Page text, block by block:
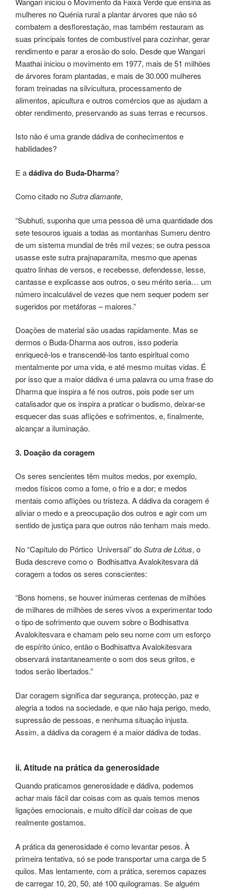
mulheres no Quénia rural a plantar árvores que não só
combatem a desflorestação, mas também restauram as
suas principais fontes de combustível para cozinhar, gerar
rendimento e parar a erosão do solo. Desde que Wangari
Maathai iniciou o movimento em 1977, mais de 51 milhões
de árvores foram plantadas, e mais de 30.000 mulheres
foram treinadas na silvicultura, processamento de
alimentos, apicultura e outros comércios que as ajudam a
obter rendimento, preservando as suas terras e recursos.
Isto não é uma grande dádiva de conhecimentos e
habilidades?
E adádiva do Buda-Dharma?
Como citado noSutra diamante,
“Subhuti, suponha que uma pessoa dê uma quantidade dos
sete tesouros iguais a todas as montanhas Sumeru dentro
de um sistema mundial de três mil vezes; se outra pessoa
usasse este sutra prajnaparamita, mesmo que apenas
quatro linhas de versos, e recebesse, defendesse, lesse,
cantasse e explicasse aos outros, o seu mérito seria… um
número incalculável de vezes que nem sequer podem ser
sugeridos por metáforas – maiores.”
Doações de material são usadas rapidamente. Mas se
dermos o Buda-Dharma aos outros, isso poderia
enriquecê-los e transcendê-los tanto espiritual como
mentalmente por uma vida, e até mesmo muitas vidas. É
por isso que a maior dádiva é uma palavra ou uma frase do
Dharma que inspira a fé nos outros, pois pode ser um
catalisador que os inspira a praticar o budismo, deixar-se
esquecer das suas aflições e sofrimentos, e, finalmente,
alcançar a iluminação.
3. Doação da coragem
Os seres sencientes têm muitos medos, por exemplo,
medos físicos como a fome, o frio e a dor; e medos
mentais como aflições ou tristeza. A dádiva da coragem é
aliviar o medo e a preocupação dos outros e agir com um
sentido de justiça para que outros não tenham mais medo.
No “Capítulo do Pórtico Universal” doSutra de Lótus, o
Buda descreve como o Bodhisattva Avalokitesvara dá
coragem a todos os seres conscientes:
“Bons homens, se houver inúmeras centenas de milhões
de milhares de milhões de seres vivos a experimentar todo
o tipo de sofrimento que ouvem sobre o Bodhisattva
Avalokitesvara e chamam pelo seu nome com um esforço
de espírito único, então o Bodhisattva Avalokitesvara
observará instantaneamente o som dos seus gritos, e
todos serão libertados.”
Dar coragem significa dar segurança, protecção, paz e
alegria a todos na sociedade, e que não haja perigo, medo,
supressão de pessoas, e nenhuma situação injusta.
Assim, a dádiva da coragem é a maior dádiva de todas.
ii. Atitude na prática da generosidade
Quando praticamos generosidade e dádiva, podemos
achar mais fácil dar coisas com as quais temos menos
ligações emocionais, e muito difícil dar coisas de que
realmente gostamos.
A prática da generosidade é como levantar pesos. À
primeira tentativa, só se pode transportar uma carga de 5
quilos. Mas lentamente, com a prática, seremos capazes
de carregar 10, 20, 50, até 100 quilogramas. Se alguém